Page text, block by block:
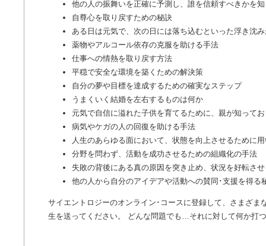
他の人の振舞いを正確に予測し、誰を信頼すべきかを
自尊心を取り戻すための秘訣
ある日は元気で、次の日には落ち込むといった浮き沈
薬物やアルコール依存の克服を助ける手法
仕事への情熱を取り戻す方法
平穏で安全な環境を築くための解決策
自分の夢や目標を達成するための確実なステップ
うまくいく結婚を左右するものは何か
元気で自信に溢れた子供を育てるために、親が知って
病気やケガの人の回復を助ける手法
人生のあらゆる面において、状態を向上させるために
分野を問わず、活動を成功させるための組織化の手法
失敗の背後にある真の原因を突き止め、状況を好転さ
他の人から自分のアイデアや活動への賛同･支援を得る
サイエントロジーのオンライン･コースに登録して、さまざ
生を送ってください。 どんな問題でも…それに対して何か打